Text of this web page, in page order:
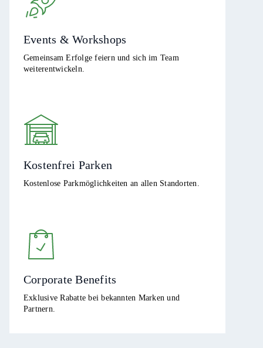
Events & Workshops
Gemeinsam Erfolge feiern und sich im Team
weiterentwickeln.
Kostenfrei Parken
Kostenlose Parkmöglichkeiten an allen Standorten.
Corporate Benefits
Exklusive Rabatte bei bekannten Marken und
Partnern.